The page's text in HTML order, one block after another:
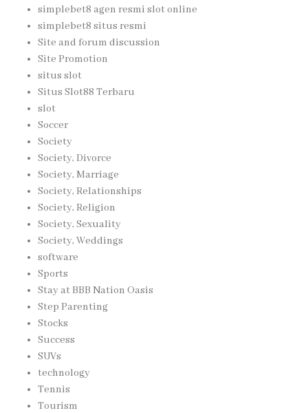
simplebet8 agen resmi slot online
simplebet8 situs resmi
Site and forum discussion
Site Promotion
situs slot
Situs Slot88 Terbaru
slot
Soccer
Society
Society, Divorce
Society, Marriage
Society, Relationships
Society, Religion
Society, Sexuality
Society, Weddings
software
Sports
Stay at BBB Nation Oasis
Step Parenting
Stocks
Success
SUVs
technology
Tennis
Tourism